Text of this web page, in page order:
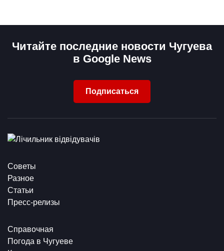
Читайте последние новости Чугуева
в Google News
Подписаться
Советы
Разное
Статьи
Пресс-релизы
Справочная
Погода в Чугуеве